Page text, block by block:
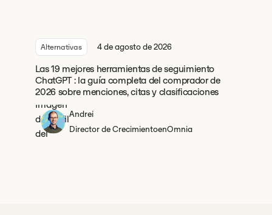
Alternativas 4 de agosto de 2026
Las 19 mejores herramientas de seguimiento
ChatGPT : la guía completa del comprador de
2026 sobre menciones, citas y clasificaciones
Andrei
Director de CrecimientoenOmnia